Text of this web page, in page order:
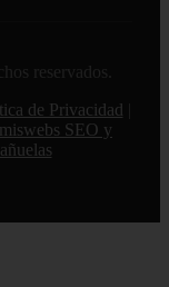
reservados.
de Privacidad
SEO y